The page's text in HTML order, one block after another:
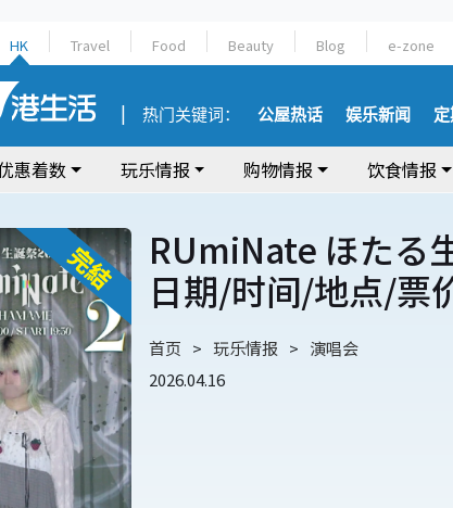
HK Travel Food Beauty Blog e-zone
热门关键词： 公屋热话 娱乐新闻
惠着数 玩乐情报 购物情报 饮食情报
RUmiNate ほたる
日期/时间/地点/票
首页 玩乐情报
演唱会
2026.04.16